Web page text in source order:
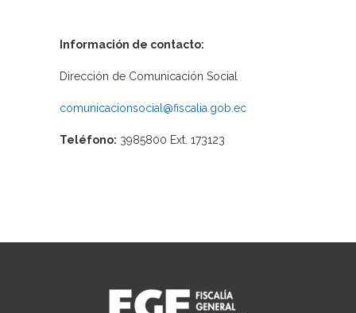
Información de contacto:
Dirección de Comunicación Social
comunicacionsocial@fiscalia.gob.ec
Teléfono: 3985800 Ext. 173123